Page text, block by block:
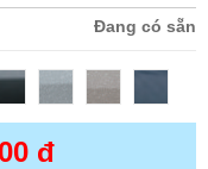
Đang có sẵn
đ